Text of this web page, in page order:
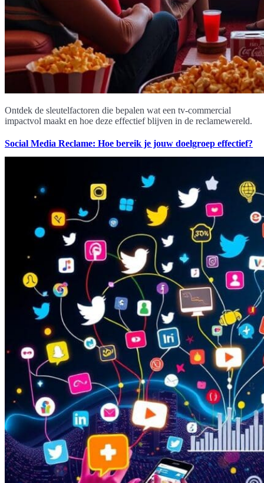
Ontdek de sleutelfactoren die bepalen wat een tv-commercial
impactvol maakt en hoe deze effectief blijven in de reclamewereld.
Social Media Reclame: Hoe bereik je jouw doelgroep effectief?